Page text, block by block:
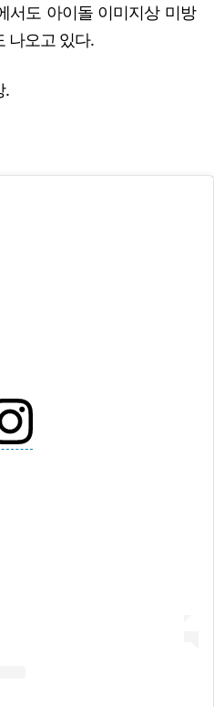
서도 아이돌 이미지상 미방
나오고 있다.
.